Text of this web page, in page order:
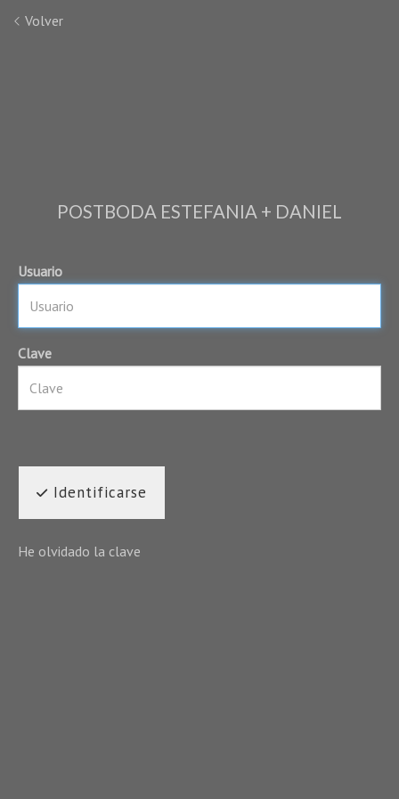
Volver
POSTBODA ESTEFANIA + DANIEL
Usuario
Clave
Identificarse
He olvidado la clave